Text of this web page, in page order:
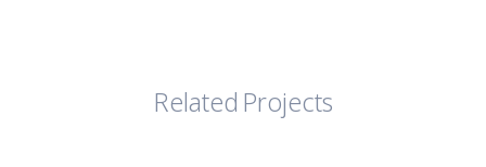
Related Projects